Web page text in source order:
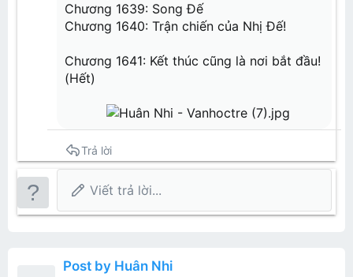
Chương 1639: Song Đế
Chương 1640: Trận chiến của Nhị Đế!
Chương 1641: Kết thúc cũng là nơi bắt đầu!
(Hết)
Trả lời
Viết trả lời...
Post by Huân Nhi